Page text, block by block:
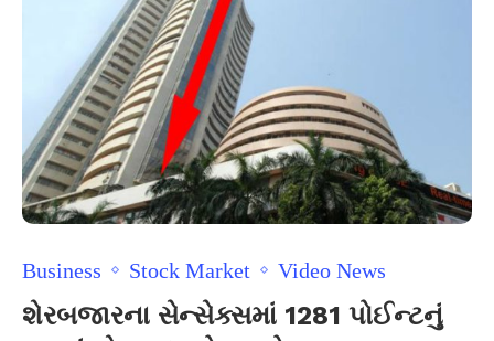
Business Stock Market Video News
શેરબજારના સેન્સેક્સમાં 1281 પોઈન્ટનું